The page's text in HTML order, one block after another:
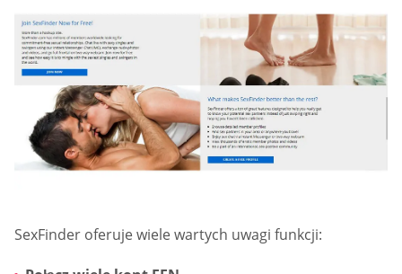
SexFinder oferuje wiele wartych uwagi funkcji: